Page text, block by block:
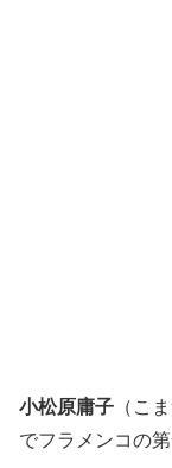
小松原庸子 （こ
でフラメンコの